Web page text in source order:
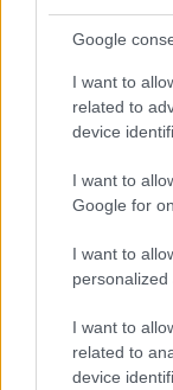
Google
I want to
related to
device
I want to
Google for
I want to
personalized
I want to
related to
device